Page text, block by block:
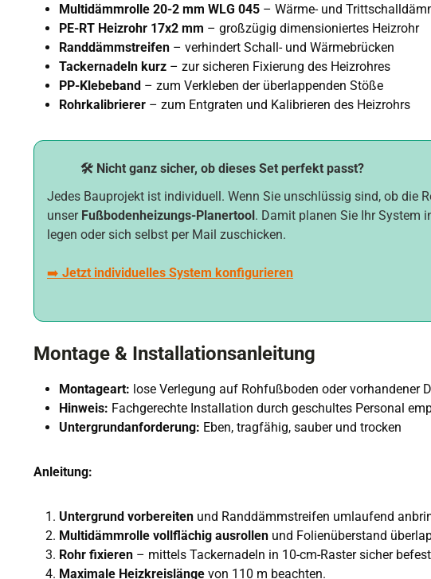
Multidämmrolle 20-2 mm WLG 045 – Wärme- und
PE-RT Heizrohr 17x2 mm – großzügig dimensioniertes Heizrohr
Randdämmstreifen – verhindert Schall- und Wärmebrücken
Tackernadeln kurz – zur sicheren Fixierung des Heizrohres
PP-Klebeband – zum Verkleben der überlappenden Stöße
Rohrkalibrierer – zum Entgraten und Kalibrieren des Heizrohrs
🛠️ Nicht ganz sicher, ob dieses Set perfekt passt?
Jedes Bauprojekt ist individuell. Wenn Sie unschlüssig sind, ob die
unser Fußbodenheizungs-Planertool. Damit planen Sie Ihr System
legen oder sich selbst per Mail zuschicken.
➡️ Jetzt individuelles System konfigurieren
Montage & Installationsanleitung
Montageart: lose Verlegung auf Rohfußboden oder vorhandener
Hinweis: Fachgerechte Installation durch geschultes Personal
Untergrundanforderung: Eben, tragfähig, sauber und trocken
Anleitung:
Untergrund vorbereiten und Randdämmstreifen umlaufend
Multidämmrolle vollflächig ausrollen und Folienüberstand
Rohr fixieren – mittels Tackernadeln in 10-cm-Raster sicher
Maximale Heizkreislänge von 110 m beachten.